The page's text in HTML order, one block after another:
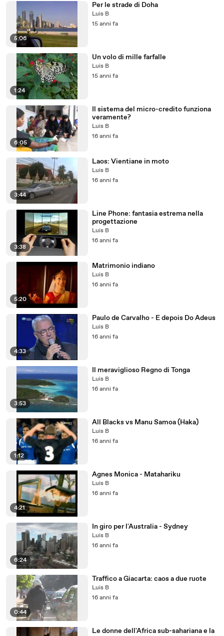
5:06
Per le strade di Doha
Luis B
15 anni fa
1:24
Un volo di mille farfalle
Luis B
15 anni fa
6:05
Il sistema del micro-credito funziona
veramente?
Luis B
16 anni fa
3:44
Laos: Vientiane in moto
Luis B
16 anni fa
3:38
Line Phone: fantasia estrema nella
progettazione
Luis B
16 anni fa
5:20
Matrimonio indiano
Luis B
16 anni fa
4:33
Paulo de Carvalho - E depois Do Adeus
Luis B
16 anni fa
3:53
Il meraviglioso Regno di Tonga
Luis B
16 anni fa
1:12
All Blacks vs Manu Samoa (Haka)
Luis B
16 anni fa
4:21
Agnes Monica - Matahariku
Luis B
16 anni fa
6:24
In giro per l'Australia - Sydney
Luis B
16 anni fa
0:44
Traffico a Giacarta: caos a due ruote
Luis B
16 anni fa
Le donne dell'Africa sub-sahariana e la